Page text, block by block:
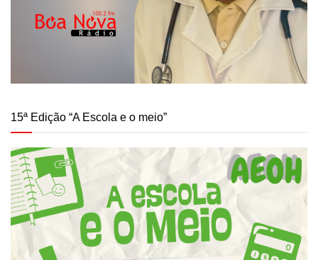
15ª Edição “A Escola e o meio”